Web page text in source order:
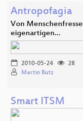
Antropofagia
Von
eigenartigen…
2010-05-24
28
Martin Butz
Smart ITSM